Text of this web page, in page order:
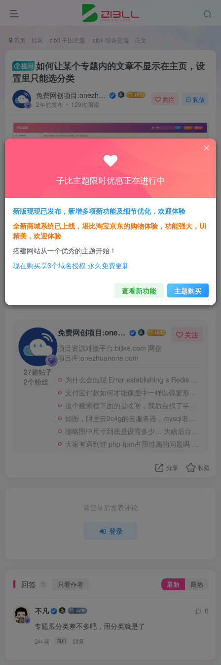
首页 社区 zibll 子比主题 zibll 综合交流 正文
提问 如何让某个专题内的文章不显示在主页，设
置里只能选分类
免费网创项目:onezhuanone.com
2年前发布 129次阅读
关注 私信
1
27篇帖子
2个粉丝
免费网创项目:onezhuanone.com
项目资源对接平台:bijike.com 网创
项目库:onezhuanone.com
关注
为什么会出现 Error establishing a Redis connection
支付宝付款如何才能像图中一样以弹窗形式出来，我现在都是单独跳到另一个页面付款的
这个搜索框下面的是啥呀，我后台找了半天也关不掉
如图，阿里云2c4g的云服务器，mysql老是给我顶满cpu报警，是啥问题
缩略图中尺寸到底是设置多少… 为啥后台推荐的尺寸还是不一样的
大家有遇到过 php-fpm占用过高的问题吗 ，我每个月都会死机
分享 收藏
请登录后发表评论
登录
回答 1 只看作者 最新 最热
不凡
0
专题跟分类差不多吧，用分类就是了
2年前 四川 回复
子比主题限时优惠正在进行中
新版现现已发布，新增多项新功能及细节优化，欢迎体验
全新商城系统已上线，堪比淘宝京东的购物体验，功能强大，UI
精美，欢迎体验
搭建网站从一个优秀的主题开始！
现在购买享3个域名授权 永久免费更新
查看新功能 主题购买